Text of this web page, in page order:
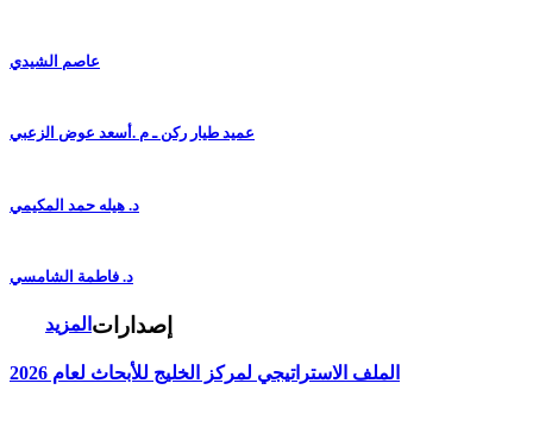
عاصم الشيدي
عميد طيار ركن ـ م .أسعد عوض الزعبي
د. هيله حمد المكيمي
د. فاطمة الشامسي
المزيد إصدارات
الملف الاستراتيجي لمركز الخليج للأبحاث لعام 2026